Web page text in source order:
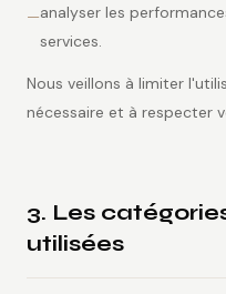
—analyser les
services.
Nous veillons à limiter
nécessaire et à respecter
3. Les
utilisées